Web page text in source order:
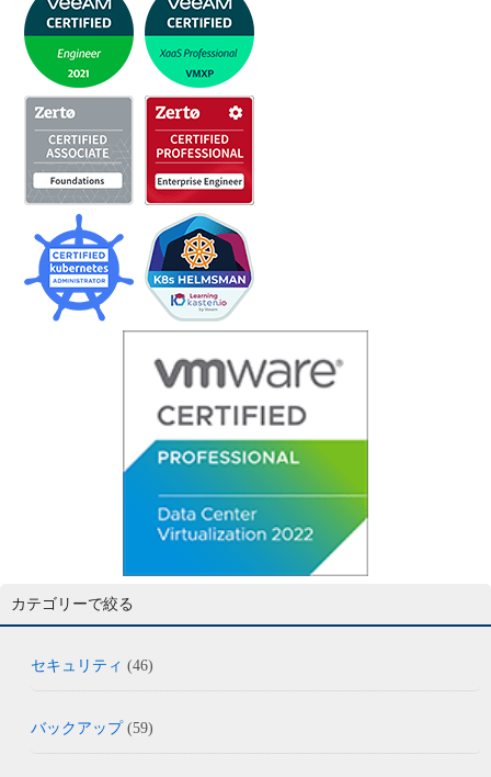
カテゴリーで絞る
セキュリティ (46)
バックアップ(59)